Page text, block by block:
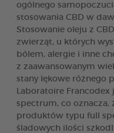
ogólnego
stosowania CBD w
Stosowanie oleju z
zwierząt, u których
bólem, alergie i inne
z zaawansowanym
stany lękowe różnego
Laboratoire
spectrum, co
produktów typu full
śladowych ilości